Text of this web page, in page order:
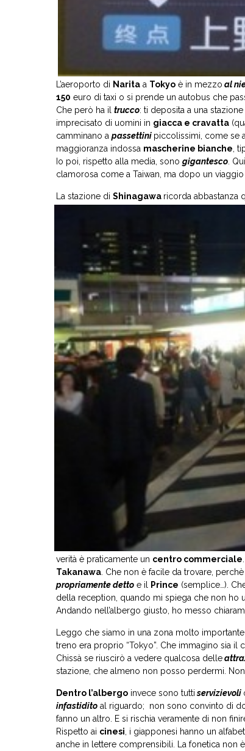
L’aeroporto di Narita a Tokyo è in mezzo al
150 euro di taxi o si prende un autobus che
Che però ha il trucco: ti deposita a una
imprecisato di uomini in giacca e cravatta
camminano a passettini piccolissimi, come se
maggioranza indossa mascherine bianche,
Io poi, rispetto alla media, sono gigantesco.
clamorosa come a Taiwan, ma dopo un
La stazione di Shinagawa ricorda abbastanza
verità è praticamente un centro commerciale
Takanawa . Che non è facile da trovare,
propriamente detto e il Prince (semplice…).
della reception, quando mi spiega che non ho
Andando nell’albergo giusto, ho messo
Leggo che siamo in una zona molto
treno era proprio “Tokyo”. Che immagino sia il
Chissà se riuscirò a vedere qualcosa delle
stazione, che almeno non posso perdermi.
Dentro l’albergo invece sono tuttiservizievoli
infastidito al riguardo; non sono convinto di
fanno un altro. E si rischia veramente di non
Rispetto ai cinesi , i giapponesi hanno un
anche in lettere comprensibili. La fonetica non